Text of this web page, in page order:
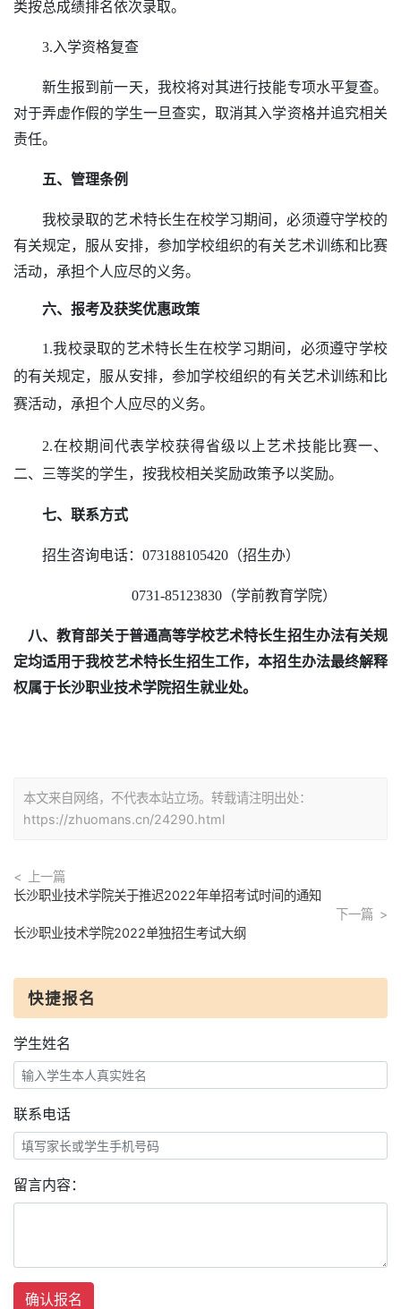
类按总成绩排名依次录取。
3. 入学资格复查
新生报到前一天，我校将对其进行技能专项水平复查。
对于弄虚作假的学生一旦查实，取消其入学资格并追究相关
责任。
五、管理条例
我校录取的艺术特长生在校学习期间，必须遵守学校的
有关规定，服从安排，参加学校组织的有关艺术训练和比赛
活动，承担个人应尽的义务。
六、报考及获奖优惠政策
1.我校录取的艺术特长生在校学习期间，必须遵守学校
的有关规定，服从安排，参加学校组织的有关艺术训练和比
赛活动，承担个人应尽的义务。
2.在校期间代表学校获得省级以上艺术技能比赛一、
二、三等奖的学生，按我校相关奖励政策予以奖励。
七、联系方式
招生咨询电话： 073188105420 （招生办）
0731-85123830（学前教育学院）
八、教育部关于普通高等学校艺术特长生招生办法有关规
定均适用于我校艺术特长生招生工作，本招生办法最终解释
权属于长沙职业技术学院招生就业处。
本文来自网络，不代表本站立场。转载请注明出处：
https://zhuomans.cn/24290.html
上一篇
长沙职业技术学院关于推迟2022年单招考试时间的通知
下一篇
长沙职业技术学院2022单独招生考试大纲
快捷报名
学生姓名
联系电话
留言内容：
确认报名